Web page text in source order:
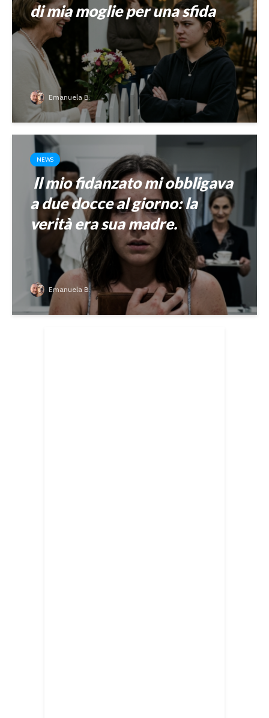
di mia moglie per una sfida
Emanuela B.
NEWS
Il mio fidanzato mi obbligava
a due docce al giorno: la
verità era sua madre.
Emanuela B.